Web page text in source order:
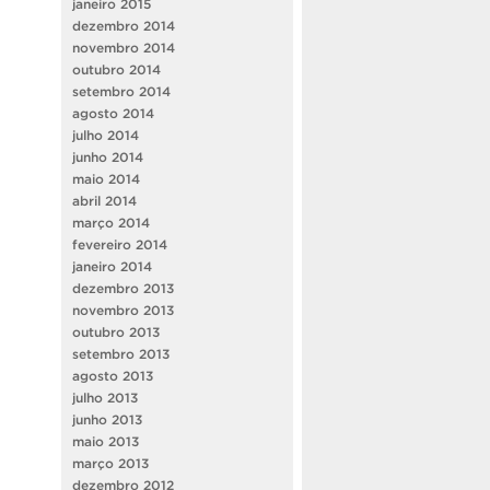
janeiro 2015
dezembro 2014
novembro 2014
outubro 2014
setembro 2014
agosto 2014
julho 2014
junho 2014
maio 2014
abril 2014
março 2014
fevereiro 2014
janeiro 2014
dezembro 2013
novembro 2013
outubro 2013
setembro 2013
agosto 2013
julho 2013
junho 2013
maio 2013
março 2013
dezembro 2012